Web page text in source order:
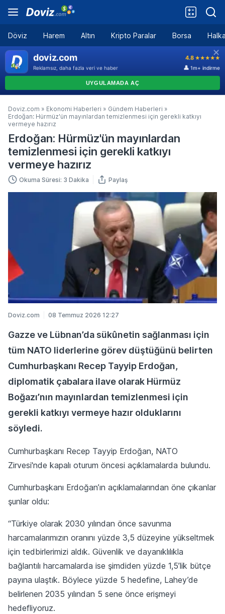
Döviz Harem Altın Kripto Paralar Borsa
Doviz.com » Ekonomi Haberleri » Gündem Haberleri »
Erdoğan: Hürmüz'ün mayınlardan temizlenmesi için gerekli katkıyı
vermeye hazırız
Erdoğan: Hürmüz'ün mayınlardan
temizlenmesi için gerekli katkıyı
vermeye hazırız
Okuma Süresi: 3 Dakika Paylaş
Doviz.com 08 Temmuz 2026 12:27
Gazze ve Lübnan’da sükûnetin sağlanması için
tüm NATO liderlerine görev düştüğünü belirten
Cumhurbaşkanı Recep Tayyip Erdoğan,
diplomatik çabalara ilave olarak Hürmüz
Boğazı’nın mayınlardan temizlenmesi için
gerekli katkıyı vermeye hazır olduklarını
söyledi.
Cumhurbaşkanı Recep Tayyip Erdoğan, NATO
Zirvesi'nde kapalı oturum öncesi açıklamalarda bulundu.
Cumhurbaşkanı Erdoğan’ın açıklamalarından öne çıkanlar
şunlar oldu:
“Türkiye olarak 2030 yılından önce savunma
harcamalarımızın oranını yüzde 3,5 düzeyine yükseltmek
için tedbirlerimizi aldık. Güvenlik ve dayanıklılıkla
bağlantılı harcamalarda ise şimdiden yüzde 1,5’lik bütçe
payına ulaştık. Böylece yüzde 5 hedefine, Lahey’de
belirlenen 2035 yılından 5 sene önce erişmeyi
hedefliyoruz.